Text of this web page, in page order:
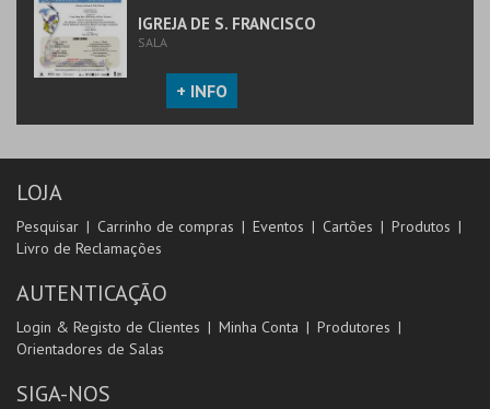
IGREJA DE S. FRANCISCO
SALA
+ INFO
LOJA
Pesquisar Carrinho de compras Eventos Cartões
Produtos
Livro de Reclamações
AUTENTICAÇÃO
Login & Registo de Clientes Minha Conta
Produtores
Orientadores de Salas
SIGA-NOS